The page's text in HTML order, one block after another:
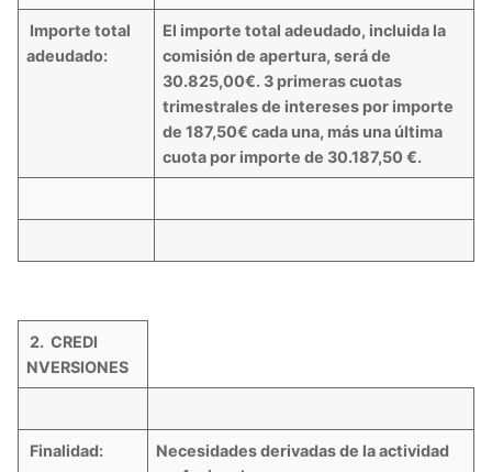
Importe total
adeudado:
El importe total adeudado, incluida la
comisión de apertura, será de
30.825,00€. 3 primeras cuotas
trimestrales de intereses por importe
de 187,50€ cada una, más una última
cuota por importe de 30.187,50 €.
2. CREDI
NVERSIONES
Finalidad:
Necesidades derivadas de la actividad